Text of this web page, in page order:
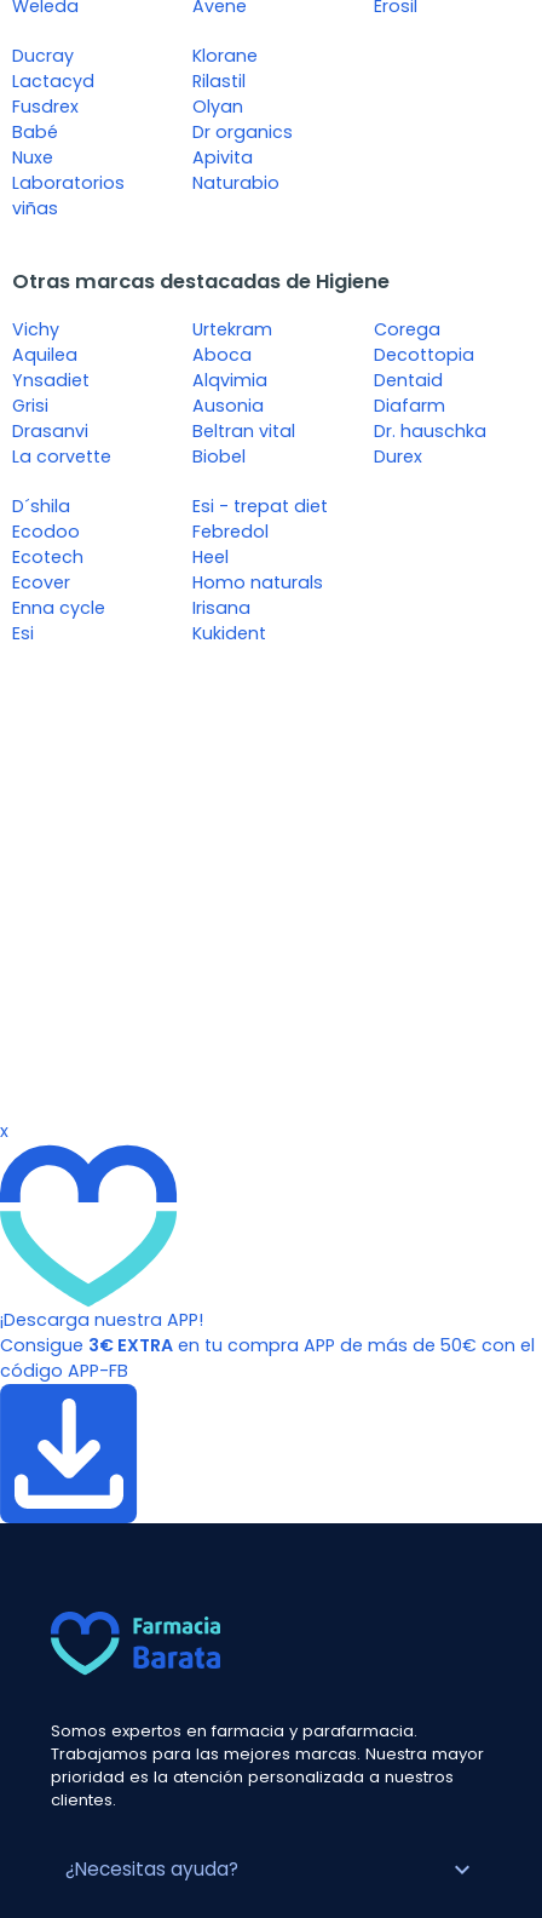
Weleda Avene Erosil
Ducray
Lactacyd
Fusdrex
Babé
Nuxe
Laboratorios
viñas
Klorane
Rilastil
Olyan
Dr organics
Apivita
Naturabio
Otras marcas destacadas de Higiene
Vichy
Aquilea
Ynsadiet
Grisi
Drasanvi
La corvette
Urtekram
Aboca
Alqvimia
Ausonia
Beltran vital
Biobel
Corega
Decottopia
Dentaid
Diafarm
Dr. hauschka
Durex
D´shila
Ecodoo
Ecotech
Ecover
Enna cycle
Esi
Esi - trepat diet
Febredol
Heel
Homo naturals
Irisana
Kukident
x
¡Descarga nuestra APP!
Consigue 3€ EXTRA en tu compra APP de más de 50€ con el
código APP-FB
Somos expertos en farmacia y parafarmacia.
Trabajamos para las mejores marcas. Nuestra mayor
prioridad es la atención personalizada a nuestros
clientes.
¿Necesitas ayuda? expand_more